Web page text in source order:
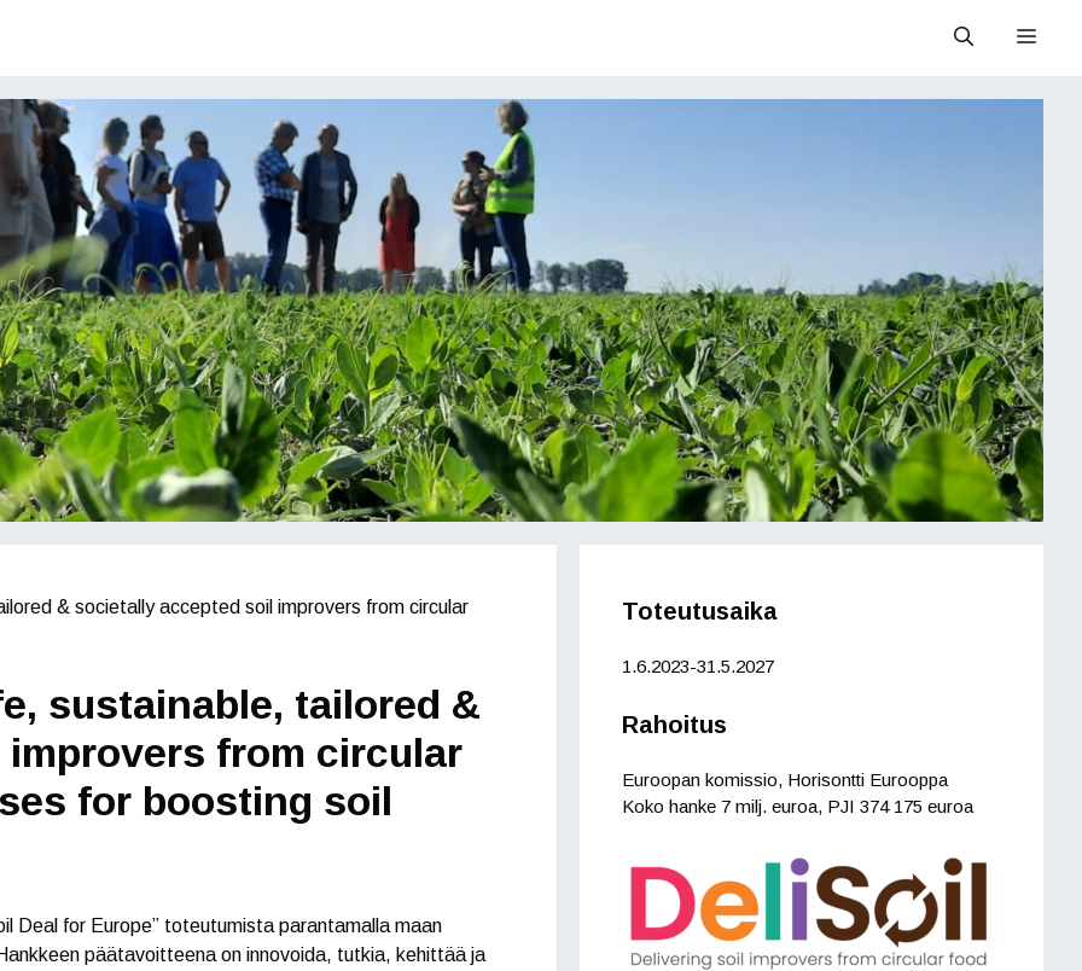
& societally accepted soil improvers from circular
sustainable, tailored &
from circular
for boosting soil
Deal for Europe” toteutumista parantamalla maan
päätavoitteena on innovoida, tutkia, kehittää ja
Toteutusaika
1.6.2023-31.5.2027
Rahoitus
Euroopan komissio, Horisontti Eurooppa
Koko hanke 7 milj. euroa, PJI 374 175 euroa